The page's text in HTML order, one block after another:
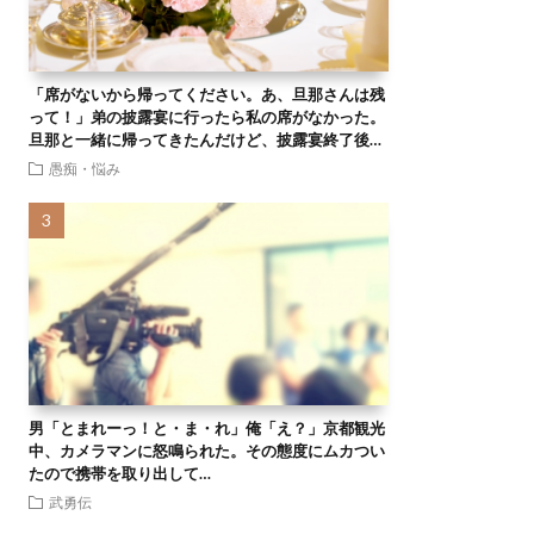
「席がないから帰ってください。あ、旦那さんは残
って！」弟の披露宴に行ったら私の席がなかった。
旦那と一緒に帰ってきたんだけど、披露宴終了後…
愚痴・悩み
男「とまれーっ！と・ま・れ」俺「え？」京都観光
中、カメラマンに怒鳴られた。その態度にムカつい
たので携帯を取り出して…
武勇伝